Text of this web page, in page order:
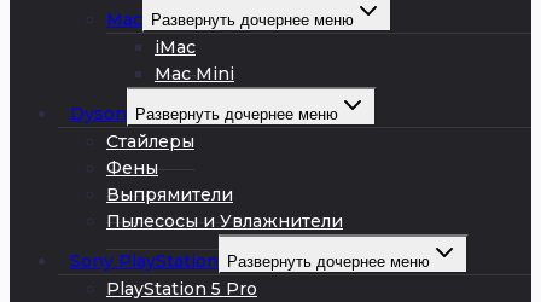
Mac Развернуть дочернее меню
iMac
Mac Mini
Dyson Развернуть дочернее меню
Стайлеры
Фены
Выпрямители
Пылесосы и Увлажнители
Sony PlayStation Развернуть дочернее меню
PlayStation 5 Pro